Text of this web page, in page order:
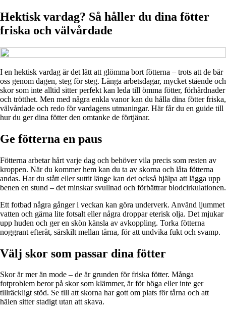
Hektisk vardag? Så håller du dina fötter
friska och välvårdade
I en hektisk vardag är det lätt att glömma bort fötterna – trots att de bär
oss genom dagen, steg för steg. Långa arbetsdagar, mycket stående och
skor som inte alltid sitter perfekt kan leda till ömma fötter, förhårdnader
och trötthet. Men med några enkla vanor kan du hålla dina fötter friska,
välvårdade och redo för vardagens utmaningar. Här får du en guide till
hur du ger dina fötter den omtanke de förtjänar.
Ge fötterna en paus
Fötterna arbetar hårt varje dag och behöver vila precis som resten av
kroppen. När du kommer hem kan du ta av skorna och låta fötterna
andas. Har du stått eller suttit länge kan det också hjälpa att lägga upp
benen en stund – det minskar svullnad och förbättrar blodcirkulationen.
Ett fotbad några gånger i veckan kan göra underverk. Använd ljummet
vatten och gärna lite fotsalt eller några droppar eterisk olja. Det mjukar
upp huden och ger en skön känsla av avkoppling. Torka fötterna
noggrant efteråt, särskilt mellan tårna, för att undvika fukt och svamp.
Välj skor som passar dina fötter
Skor är mer än mode – de är grunden för friska fötter. Många
fotproblem beror på skor som klämmer, är för höga eller inte ger
tillräckligt stöd. Se till att skorna har gott om plats för tårna och att
hälen sitter stadigt utan att skava.